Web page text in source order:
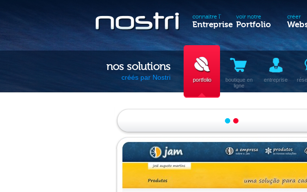
connaitre l'
Entreprise
voir notre
Portfolio
créer
nos solutions
créés par Nostri portfolio
boutique en
ligne
entreprise